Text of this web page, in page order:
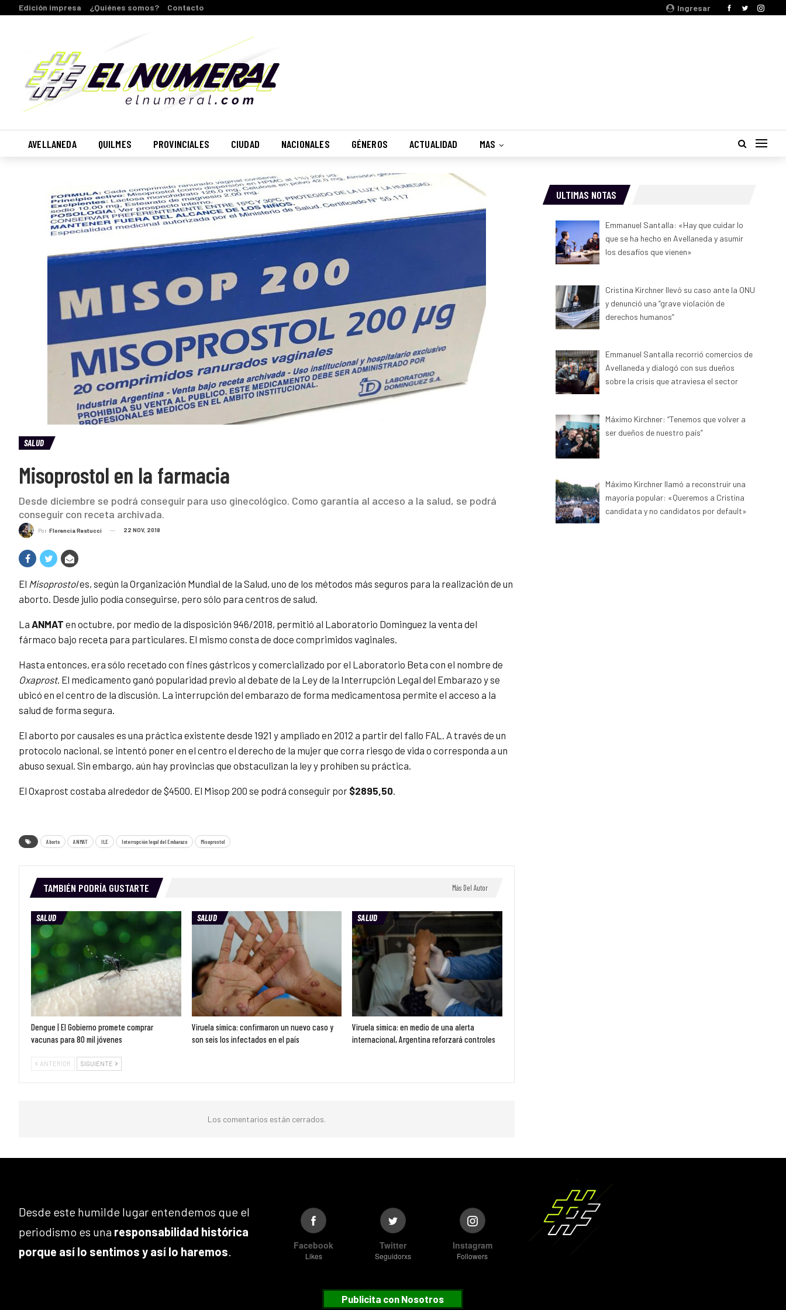
Ingresar
Edición impresa ¿Quiénes somos? Contacto
AVELLANEDA QUILMES PROVINCIALES CIUDAD NACIONALES GÉNEROS ACTUALIDAD MAS
SALUD
Misoprostol en la farmacia
Desde diciembre se podrá conseguir para uso ginecológico. Como garantía al acceso a la salud, se podrá
conseguir con receta archivada.
Por Florencia Restucci 22 NOV, 2018
El Misoprostoles, según la Organización Mundial de la Salud, uno de los métodos más seguros para la realización de un
aborto. Desde julio podía conseguirse, pero sólo para centros de salud.
La ANMAT en octubre, por medio de la disposición 946/2018, permitió al Laboratorio Dominguez la venta del
fármaco bajo receta para particulares. El mismo consta de doce comprimidos vaginales.
Hasta entonces, era sólo recetado con fines gástricos y comercializado por el Laboratorio Beta con el nombre de
Oxaprost. El medicamento ganó popularidad previo al debate de la Ley de la Interrupción Legal del Embarazo y se
ubicó en el centro de la discusión. La interrupción del embarazo de forma medicamentosa permite el acceso a la
salud de forma segura.
El aborto por causales es una práctica existente desde 1921 y ampliado en 2012 a partir del fallo FAL. A través de un
protocolo nacional, se intentó poner en el centro el derecho de la mujer que corra riesgo de vida o corresponda a un
abuso sexual. Sin embargo, aún hay provincias que obstaculizan la ley y prohíben su práctica.
El Oxaprost costaba alrededor de $4500. El Misop 200 se podrá conseguir por $2895,50.
Aborto ANMAT ILE Interrupción legal del Embarazo Misoprostol
TAMBIÉN PODRÍA GUSTARTE Más Del Autor
SALUD
Dengue | El Gobierno promete comprar
vacunas para 80 mil jóvenes
SALUD
Viruela símica: confirmaron un nuevo caso y
son seis los infectados en el país
SALUD
Viruela símica: en medio de una alerta
internacional, Argentina reforzará controles
ANTERIOR SIGUIENTE
Los comentarios están cerrados.
ULTIMAS NOTAS
Emmanuel Santalla: «Hay que cuidar lo
que se ha hecho en Avellaneda y asumir
los desafíos que vienen»
Cristina Kirchner llevó su caso ante la ONU
y denunció una “grave violación de
derechos humanos”
Emmanuel Santalla recorrió comercios de
Avellaneda y dialogó con sus dueños
sobre la crisis que atraviesa el sector
Máximo Kirchner: “Tenemos que volver a
ser dueños de nuestro país”
Máximo Kirchner llamó a reconstruir una
mayoría popular: «Queremos a Cristina
candidata y no candidatos por default»
Desde este humilde lugar entendemos que el
periodismo es una responsabilidad histórica
porque así lo sentimos y así lo haremos. Facebook
Likes
Twitter
Seguidorxs
Instagram
Followers
Publicita con Nosotros